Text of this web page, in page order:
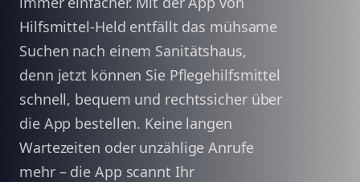
Hilfsmittel-Held entfällt das mühsame
Suchen nach einem Sanitätshaus,
denn jetzt können Sie Pflegehilfsmittel
schnell, bequem und rechtssicher über
die App bestellen. Keine langen
Wartezeiten oder unzählige Anrufe
mehr – die App scannt Ihr